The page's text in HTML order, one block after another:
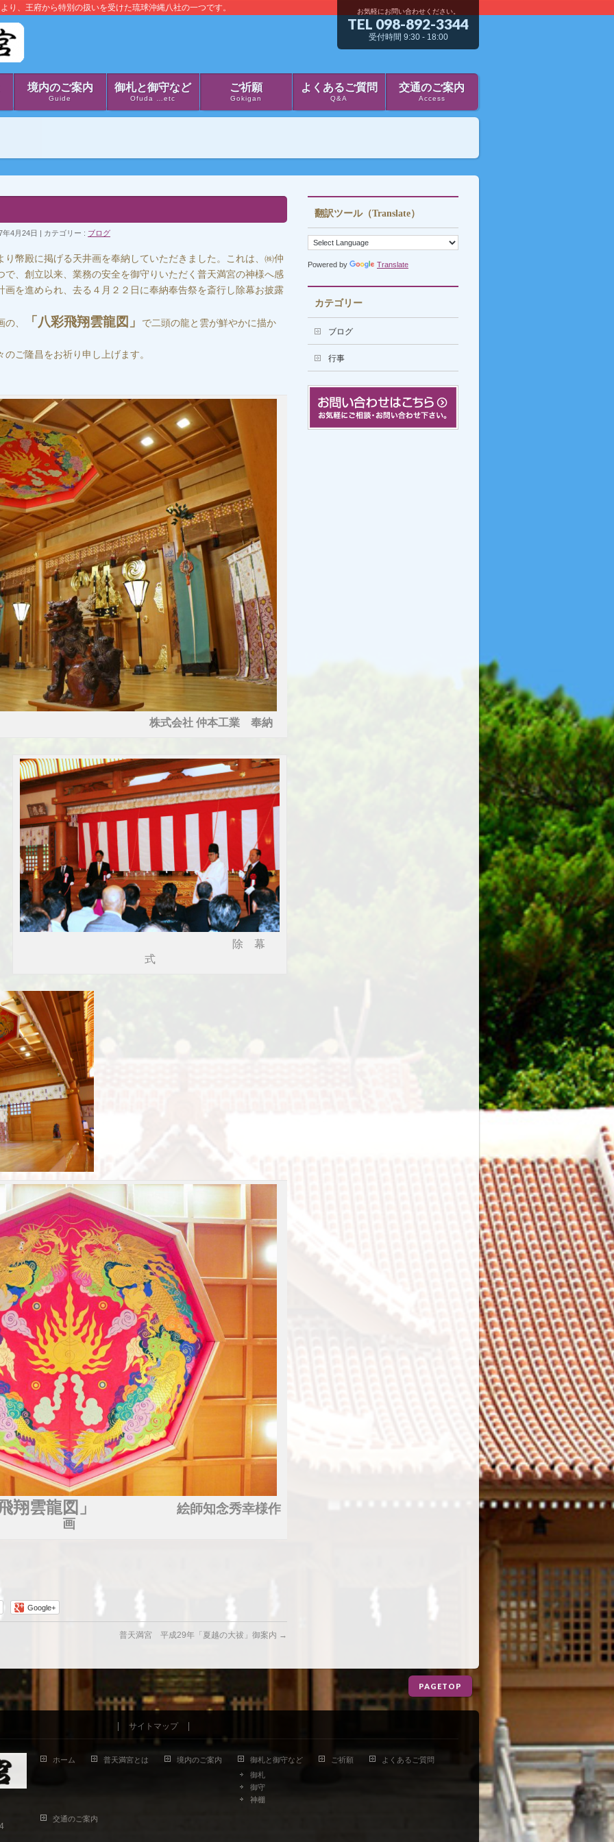
り、王府から特別の扱いを受けた琉球沖縄八社の一つです。 お気軽にお問い合わせください。
TEL 098-892-3344
受付時間 9:30 - 18:00
境内のご案内
Guide
御札と御守など
Ofuda …etc
ご祈願
Gokigan
よくあるご質問
Q&A
交通のご案内
Access
年4月24日 カテゴリー : ブログ
幣殿に掲げる天井画を奉納していただきました。これは、㈱仲
で、創立以来、業務の安全を御守りいただく普天満宮の神様へ感
画を進められ、去る４月２２日に奉納奉告祭を斎行し除幕お披露
、 「八彩飛翔雲龍図」 で二頭の龍と雲が鮮やかに描か
ご隆昌をお祈り申し上げます。
仲本工業 奉納
除 幕
式
翔雲龍図」
絵師知念秀幸様作
画
Google+
普天満宮 平成29年「夏越の大祓」御案内 →
翻訳ツール（Translate）
Powered by Translate
カテゴリー
ブログ
行事
PAGETOP
サイトマップ
ホーム 普天満宮とは 境内のご案内
御札と御守など
御札
御守
神棚
ご祈願 よくあるご質問
交通のご案内